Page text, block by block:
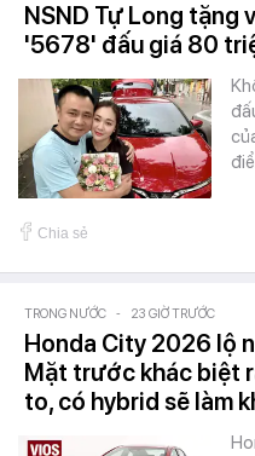
NSND Tự Long tặng
'5678' đấu giá 80
Chia sẻ
TRONG NƯỚC - 23 GIỜ TRƯỚC
Honda City 2026 lộ
Mặt trước khác biệt
to, có hybrid sẽ làm